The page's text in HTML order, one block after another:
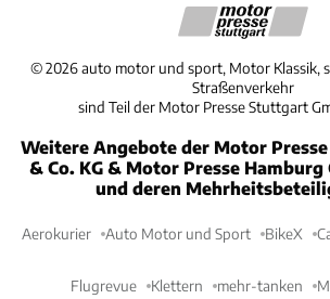
©2026 auto motor und sport, Motor Klassik,
Straßenverkehr
sind Teil der Motor Presse Stuttgart
Weitere Angebote der Motor
& Co. KG & Motor Presse Hamburg
und deren
Aerokurier Auto Motor und Sport BikeX
Flugrevue Klettern mehr-tanken